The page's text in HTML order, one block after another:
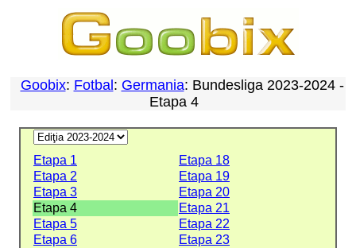
Goobix: Fotbal : Germania: Bundesliga 2023-2024 -
Etapa 4
Etapa 1
Etapa 18
Etapa 2
Etapa 19
Etapa 3
Etapa 20
Etapa 4
Etapa 21
Etapa 5
Etapa 22
Etapa 6
Etapa 23